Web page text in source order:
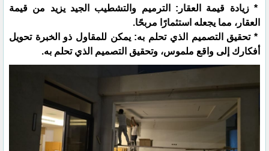
* زيادة قيمة العقار: الترميم والتشطيب الجيد يزيد من قيمة
العقار، مما يجعله استثمارًا مربحًا.
* تحقيق التصميم الذي تحلم به: يمكن للمقاول ذو الخبرة تحويل
أفكارك إلى واقع ملموس، وتحقيق التصميم الذي تحلم به.